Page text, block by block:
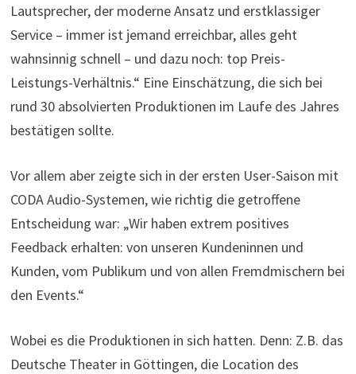
Lautsprecher, der moderne Ansatz und erstklassiger
Service – immer ist jemand erreichbar, alles geht
wahnsinnig schnell – und dazu noch: top Preis-
Leistungs-Verhältnis.“ Eine Einschätzung, die sich bei
rund 30 absolvierten Produktionen im Laufe des Jahres
bestätigen sollte.
Vor allem aber zeigte sich in der ersten User-Saison mit
CODA Audio-Systemen, wie richtig die getroffene
Entscheidung war: „Wir haben extrem positives
Feedback erhalten: von unseren Kundeninnen und
Kunden, vom Publikum und von allen Fremdmischern bei
den Events.“
Wobei es die Produktionen in sich hatten. Denn: Z.B. das
Deutsche Theater in Göttingen, die Location des